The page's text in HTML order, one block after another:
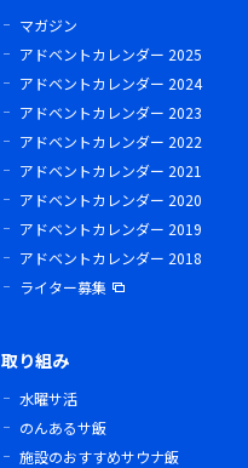
マガジン
アドベントカレンダー 2025
アドベントカレンダー 2024
アドベントカレンダー 2023
アドベントカレンダー 2022
アドベントカレンダー 2021
アドベントカレンダー 2020
アドベントカレンダー 2019
アドベントカレンダー 2018
ライター募集
取り組み
水曜サ活
のんあるサ飯
施設のおすすめサウナ飯